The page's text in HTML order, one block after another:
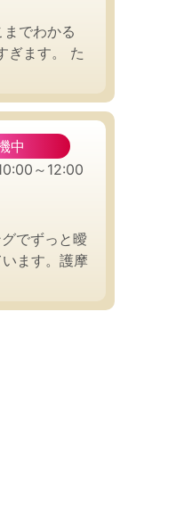
でわかる
ぎます。 た
中
～12:00
でずっと曖
ます。護摩